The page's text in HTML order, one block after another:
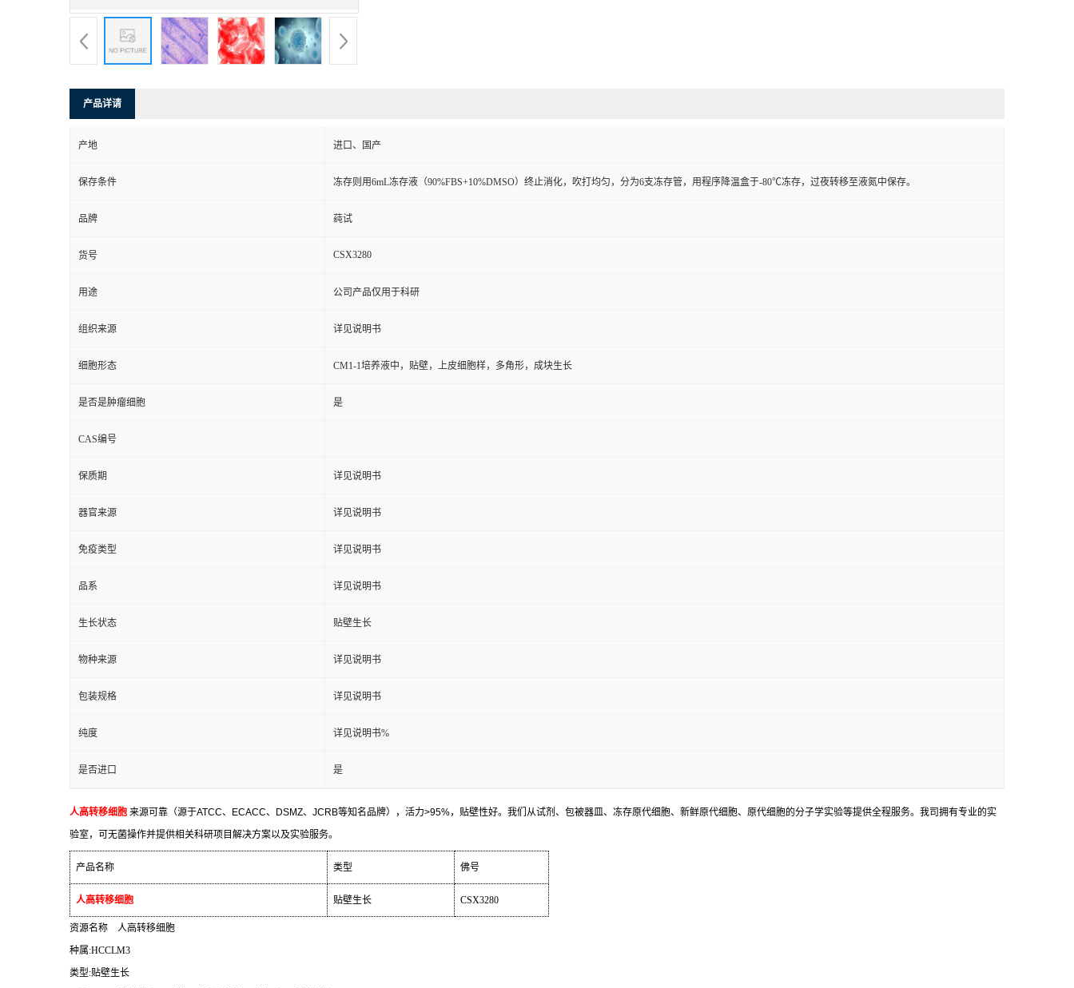
产品详请
产地 进口、国产
保存条件 冻存则用6mL冻存液（90%FBS+10%DMSO）终止消化，吹打均匀，分为6支冻存管，用程序降温盒于-80℃冻存，过夜转移至液氮中保存。
品牌 莼试
货号 CSX3280
用途 公司产品仅用于科研
组织来源 详见说明书
细胞形态 CM1-1培养液中，贴壁，上皮细胞样，多角形，成块生长
是否是肿瘤细胞 是
CAS编号
保质期 详见说明书
器官来源 详见说明书
免疫类型 详见说明书
品系 详见说明书
生长状态 贴壁生长
物种来源 详见说明书
包装规格 详见说明书
纯度 详见说明书%
是否进口 是
人高转移细胞 来源可靠（源于ATCC、 ECACC、 DSMZ、 JCRB等知名品牌），活力>95%，贴壁性好。我们从试剂、包被器皿、冻存原代细胞、新鲜原代细胞、原代细胞的分子学实验等提供全程服务。我司拥有专业的实
验室，可无菌操作并提供相关科研项目解决方案以及实验服务。
产品名称 类型 佛号
人高转移细胞 贴壁生长 CSX3280
资源名称 人高转移细胞
种属:HCCLM3
类型:贴壁生长